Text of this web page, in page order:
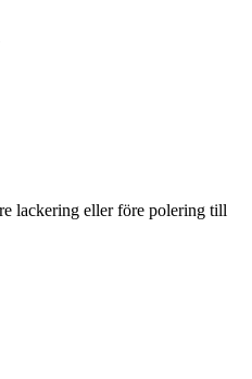
lackering eller före polering till